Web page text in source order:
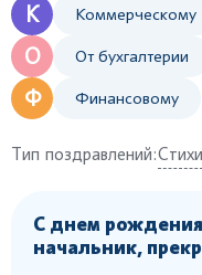
К Коммерческому
О От бухгалтерии
Ф Финансовому
Тип поздравлений:Стихи
С днем
начальник,